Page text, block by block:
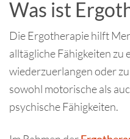
Was ist
Die Ergotherapie hilft
alltägliche Fähigkeiten zu
wiederzuerlangen oder
sowohl motorische als
psychische Fähigkeiten.